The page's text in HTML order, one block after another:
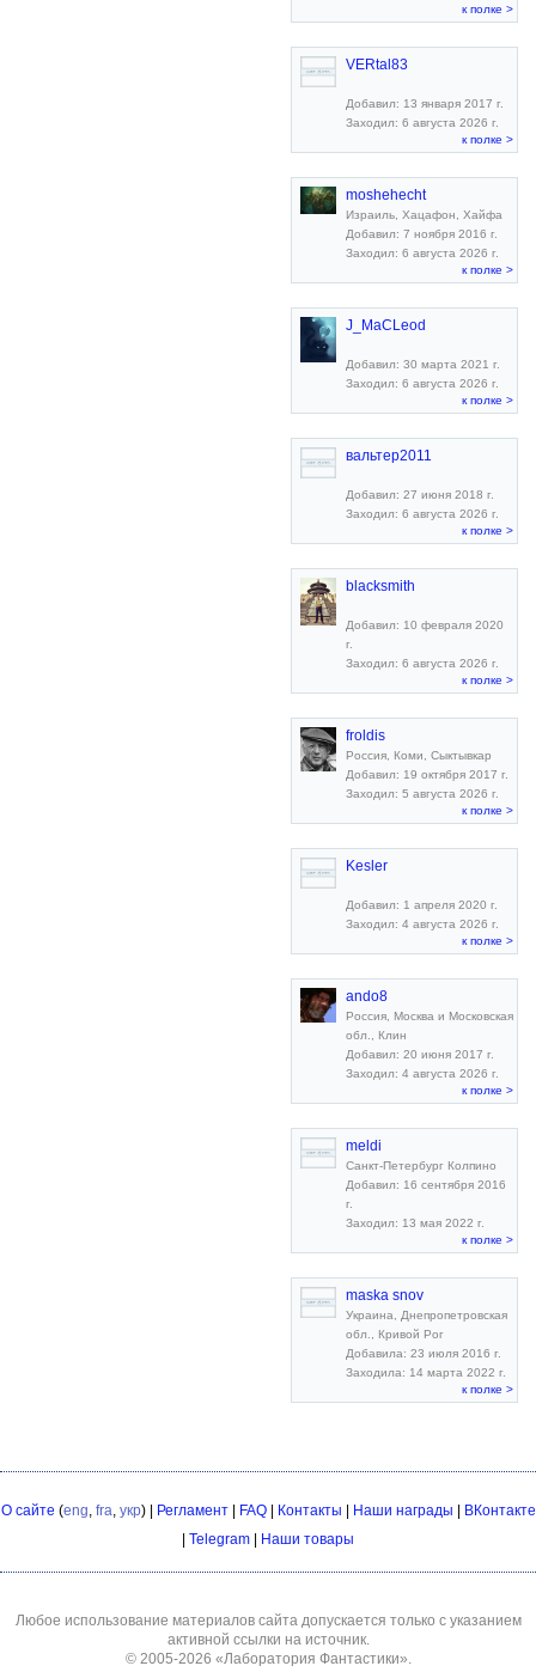
к полке >
VERtal83
Добавил: 13 января 2017 г.
Заходил: 6 августа 2026 г.
к полке >
moshehecht
Израиль, Хацафон, Хайфа
Добавил: 7 ноября 2016 г.
Заходил: 6 августа 2026 г.
к полке >
J_MaCLeod
Добавил: 30 марта 2021 г.
Заходил: 6 августа 2026 г.
к полке >
вальтер2011
Добавил: 27 июня 2018 г.
Заходил: 6 августа 2026 г.
к полке >
blacksmith
Добавил: 10 февраля 2020
г.
Заходил: 6 августа 2026 г.
к полке >
froldis
Россия, Коми, Сыктывкар
Добавил: 19 октября 2017 г.
Заходил: 5 августа 2026 г.
к полке >
Kesler
Добавил: 1 апреля 2020 г.
Заходил: 4 августа 2026 г.
к полке >
ando8
Россия, Москва и Московская
обл., Клин
Добавил: 20 июня 2017 г.
Заходил: 4 августа 2026 г.
к полке >
meldi
Санкт-Петербург Колпино
Добавил: 16 сентября 2016
г.
Заходил: 13 мая 2022 г.
к полке >
maska snov
Украина, Днепропетровская
обл., Кривой Рог
Добавила: 23 июля 2016 г.
Заходила: 14 марта 2022 г.
к полке >
О сайте (eng, fra, укр) | Регламент| FAQ| Контакты Наши награды
ВКонтакте
Telegram Наши товары
Любое использование материалов сайта допускается только с указанием
активной ссылки на источник.
© 2005-2026 «Лаборатория Фантастики».